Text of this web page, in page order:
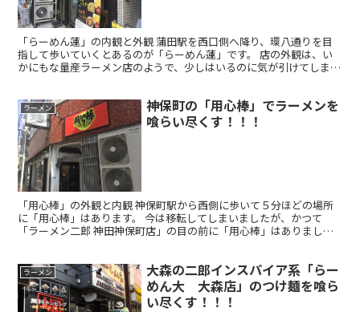
「らーめん蓮」の内観と外観 蒲田駅を西口側へ降り、環八通りを目
指して歩いていくとあるのが「らーめん蓮」です。 店の外観は、い
かにもな量産ラーメン店のようで、少しはいるのに気が引けてしまう
ラーメン
神保町の「用心棒」でラーメンを
喰らい尽くす！！！
「用心棒」の外観と内観 神保町駅から西側に歩いて５分ほどの場所
に「用心棒」はあります。 今は移転してしまいましたが、かつて
「ラーメン二郎 神田神保町店」の目の前に「用心棒」はありまし
ラーメン
大森の二郎インスパイア系「らー
めん大 大森店」のつけ麺を喰ら
い尽くす！！！